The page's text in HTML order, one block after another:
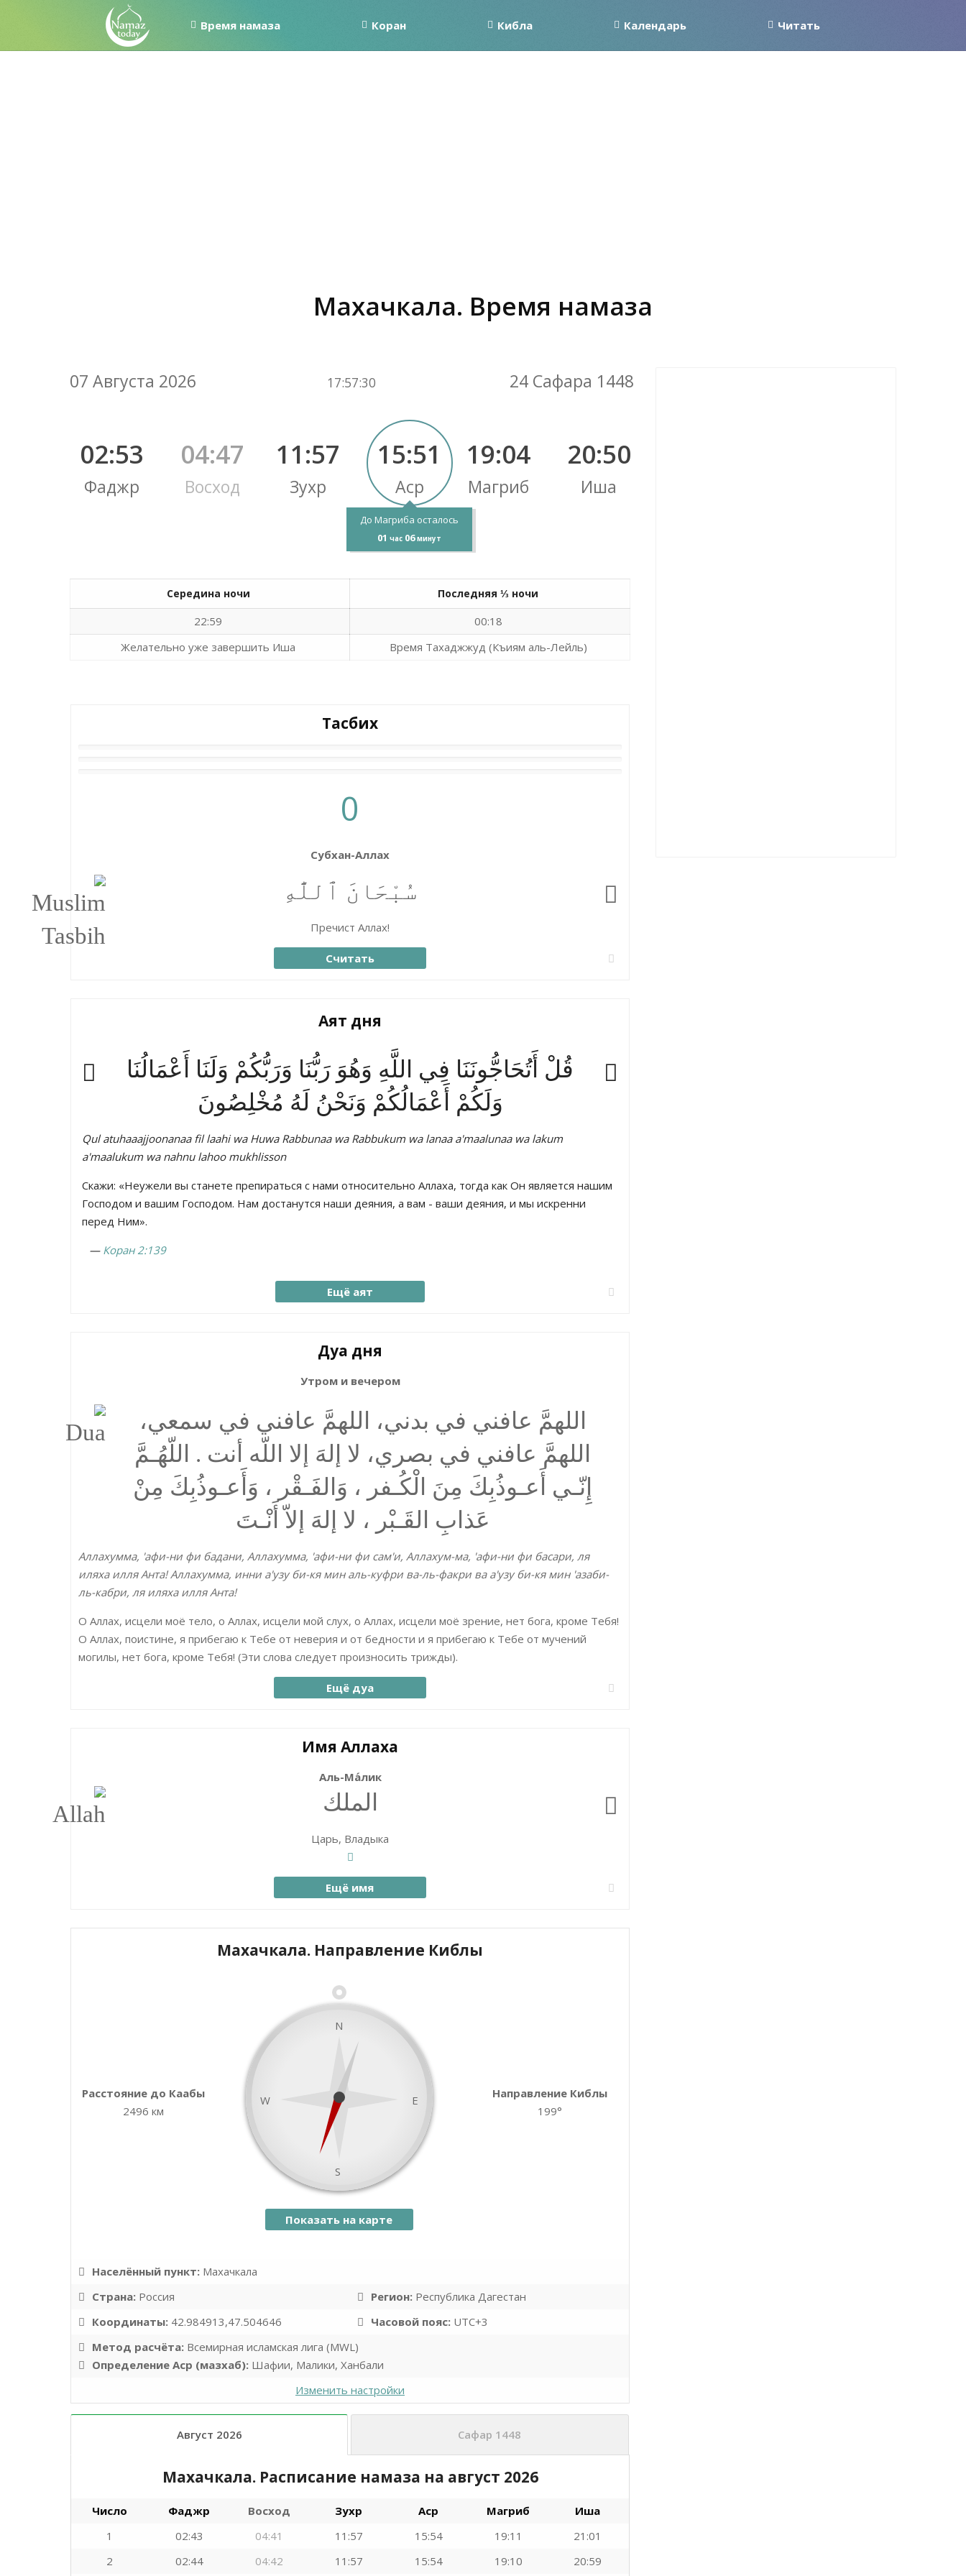
Время намаза Коран Кибла Календарь Читать
Махачкала. Время намаза
07 Августа 2026 17:57:31 24 Сафара 1448
02:53
Фаджр
04:47
Восход
11:57
Зухр
15:51
Аср
До Магриба осталось
01 час 06 минут
19:04
Магриб
20:50
Иша
Середина ночи Последняя ⅓ ночи
22:59
00:18
Желательно уже завершить Иша
Время Тахаджжуд (Къиям аль-Лейль)
Тасбих
0
Субхан-Аллах
سُبْحَانَ ٱللَّٰهِ
Пречист Аллах!
Считать
Аят дня
قُلْ أَتُحَاجُّونَنَا فِي اللَّهِ وَهُوَ رَبُّنَا وَرَبُّكُمْ وَلَنَا أَعْمَالُنَا
وَلَكُمْ أَعْمَالُكُمْ وَنَحْنُ لَهُ مُخْلِصُونَ
Qul atuhaaajjoonanaa fil laahi wa Huwa Rabbunaa wa Rabbukum wa lanaa a'maalunaa wa lakum
a'maalukum wa nahnu lahoo mukhlisson
Скажи: «Неужели вы станете препираться с нами относительно Аллаха, тогда как Он является нашим
Господом и вашим Господом. Нам достанутся наши деяния, а вам - ваши деяния, и мы искренни
перед Ним».
— Коран 2:139
Ещё аят
Дуа дня
Утром и вечером
اللهمَّ عافني في بدني، اللهمَّ عافني في سمعي،
اللهمَّ عافني في بصري، لا إلهَ إلا اللّه أنت . اللّهُـمَّ
إِنّـي أَعـوذُبِكَ مِنَ الْكُـفر ، وَالفَـقْر ، وَأَعـوذُبِكَ مِنْ
عَذابِ القَـبْر ، لا إلهَ إلاّ أَنْـتَ
Аллахумма, 'афи-ни фи бадани, Аллахумма, 'афи-ни фи сам'и, Аллахум-ма, 'афи-ни фи басари, ля
иляха илля Анта! Аллахумма, инни а'узу би-кя мин аль-куфри ва-ль-факри ва а'узу би-кя мин 'азаби-
ль-кабри, ля иляха илля Анта!
О Аллах, исцели моё тело, о Аллах, исцели мой слух, о Аллах, исцели моё зрение, нет бога, кроме Тебя!
О Аллах, поистине, я прибегаю к Тебе от неверия и от бедности и я прибегаю к Тебе от мучений
могилы, нет бога, кроме Тебя! (Эти слова следует произносить трижды).
Ещё дуа
Имя Аллаха
Аль-Ма́лик
الملك
Царь, Владыка
Ещё имя
Махачкала. Направление Киблы
Расстояние до Каабы
2496 км
N
E
W
S
Направление Киблы
199°
Показать на карте
Населённый пункт: Махачкала
Страна: Россия Регион: Республика Дагестан
Координаты: 42.984913,47.504646 Часовой пояс: UTC+3
Метод расчёта: Всемирная исламская лига (MWL)
Определение Аср (мазхаб): Шафии, Малики, Ханбали
Изменить настройки
Август 2026 Сафар 1448
Махачкала. Расписание намаза на август 2026
Число Фаджр Восход Зухр Аср Магриб
Иша
1
02:43 04:41 11:57 15:54 19:11
21:01
2
02:44 04:42 11:57 15:54 19:10 20:59